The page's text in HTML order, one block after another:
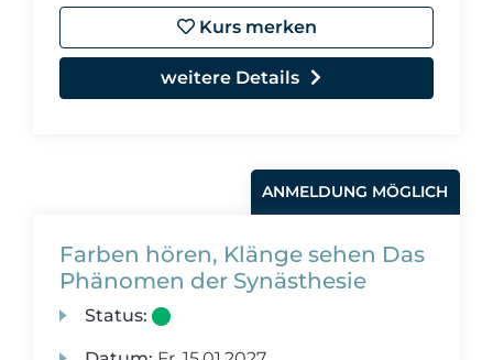
Kurs merken
weitere Details
ANMELDUNG MÖGLICH
Farben hören, Klänge sehen Das
Phänomen der Synästhesie
Status: